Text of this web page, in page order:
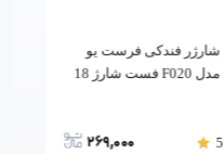
شارژر فندکی فرست یو
مدل F020 فست شارژ 18
5
269,000